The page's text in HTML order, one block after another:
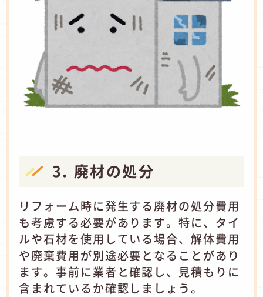
3. 廃材の処分
リフォーム時に発生する廃材の処分費用
も考慮する必要があります。特に、タイ
ルや石材を使用している場合、解体費用
や廃棄費用が別途必要となることがあり
ます。 事前に業者と確認し、見積もりに
含まれているか確認しましょう。